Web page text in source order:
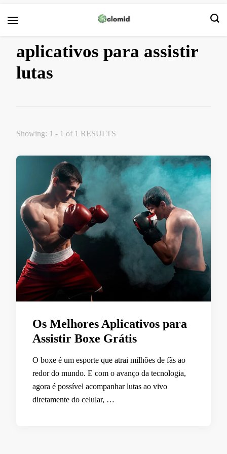
aplicativos para assistir
lutas
Showing: 1 - 1 of 1 RESULTS
Os Melhores Aplicativos para
Assistir Boxe Grátis
O boxe é um esporte que atrai milhões de fãs ao
redor do mundo. E com o avanço da tecnologia,
agora é possível acompanhar lutas ao vivo
diretamente do celular, …